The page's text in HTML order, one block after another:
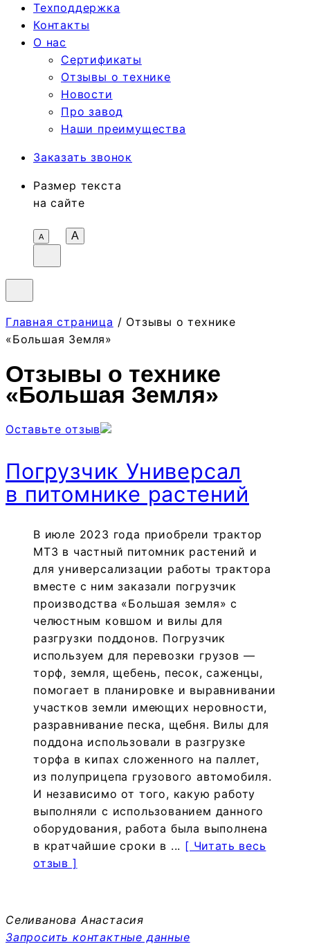
Техподдержка
Контакты
О нас
Сертификаты
Отзывы о технике
Новости
Про завод
Наши преимущества
Заказать звонок
Размер текста
на сайте
А A
Главная страница / Отзывы о технике
«Большая Земля»
Отзывы о технике
«Большая Земля»
Оставьте отзыв
Погрузчик Универсал
в питомнике растений
В июле 2023 года приобрели трактор
МТЗ в частный питомник растений и
для универсализации работы трактора
вместе с ним заказали погрузчик
производства «Большая земля» с
челюстным ковшом и вилы для
разгрузки поддонов. Погрузчик
используем для перевозки грузов —
торф, земля, щебень, песок, саженцы,
помогает в планировке и выравнивании
участков земли имеющих неровности,
разравнивание песка, щебня. Вилы для
поддона использовали в разгрузке
торфа в кипах сложенного на паллет,
из полуприцепа грузового автомобиля.
И независимо от того, какую работу
выполняли с использованием данного
оборудования, работа была выполнена
в кратчайшие сроки в ... [ Читать весь
отзыв ]
Селиванова Анастасия
Запросить контактные данные